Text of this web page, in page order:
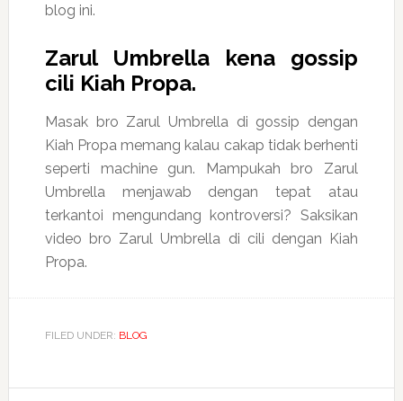
blog ini.
Zarul Umbrella kena gossip
cili Kiah Propa.
Masak bro Zarul Umbrella di gossip dengan
Kiah Propa memang kalau cakap tidak berhenti
seperti machine gun. Mampukah bro Zarul
Umbrella menjawab dengan tepat atau
terkantoi mengundang kontroversi? Saksikan
video bro Zarul Umbrella di cili dengan Kiah
Propa.
FILED UNDER: BLOG